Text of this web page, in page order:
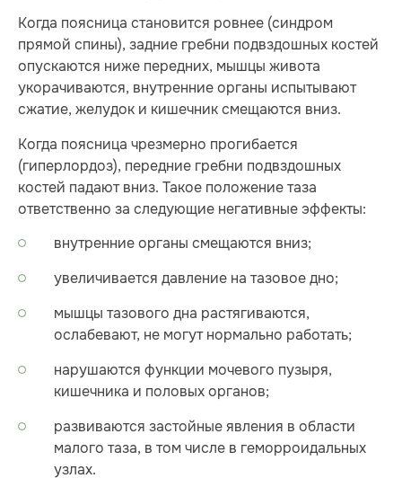
Когда поясница становится ровнее (синдром
прямой спины), задние гребни подвздошных костей
опускаются ниже передних, мышцы живота
укорачиваются, внутренние органы испытывают
сжатие, желудок и кишечник смещаются вниз.
Когда поясница чрезмерно прогибается
(гиперлордоз), передние гребни подвздошных
костей падают вниз. Такое положение таза
ответственно за следующие негативные эффекты:
внутренние органы смещаются вниз;
увеличивается давление на тазовое дно;
мышцы тазового дна растягиваются,
ослабевают, не могут нормально работать;
нарушаются функции мочевого пузыря,
кишечника и половых органов;
развиваются застойные явления в области
малого таза, в том числе в геморроидальных
узлах.